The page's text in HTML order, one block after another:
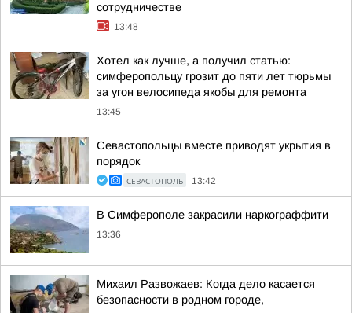
сотрудничестве
13:48
Хотел как лучше, а получил статью:
симферопольцу грозит до пяти лет тюрьмы
за угон велосипеда якобы для ремонта
13:45
Севастопольцы вместе приводят укрытия в
порядок
СЕВАСТОПОЛЬ 13:42
В Симферополе закрасили наркограффити
13:36
Михаил Развожаев: Когда дело касается
безопасности в родном городе,